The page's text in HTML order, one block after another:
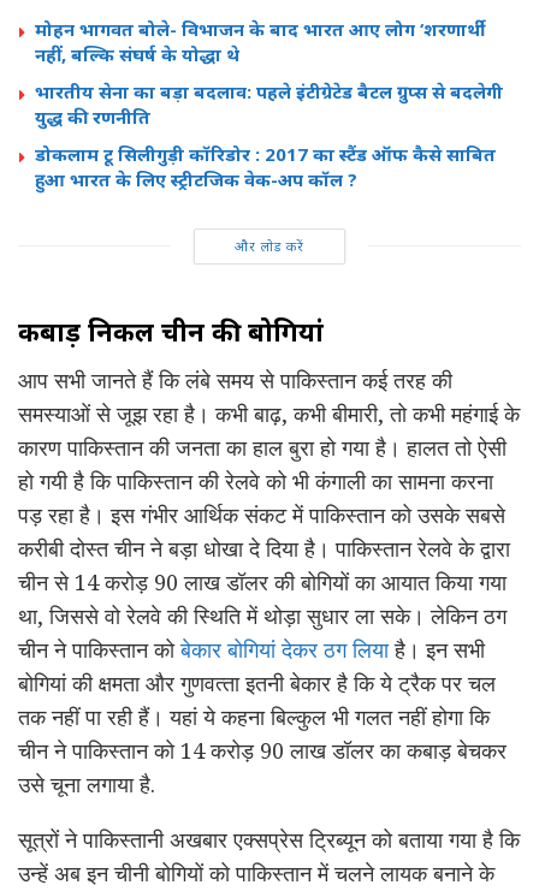
मोहन भागवत बोले- विभाजन के बाद भारत आए लोग ‘शरणार्थी’
नहीं, बल्कि संघर्ष के योद्धा थे
भारतीय सेना का बड़ा बदलाव: पहले इंटीग्रेटेड बैटल ग्रुप्स से बदलेगी
युद्ध की रणनीति
डोकलाम टू सिलीगुड़ी कॉरिडोर : 2017 का स्टैंड ऑफ कैसे साबित
हुआ भारत के लिए स्ट्रीटजिक वेक-अप कॉल ?
और लोड करें
कबाड़ निकलीं चीन की बोगियां
आप सभी जानते हैं कि लंबे समय से पाकिस्तान कई तरह की
समस्याओं से जूझ रहा है। कभी बाढ़, कभी बीमारी, तो कभी महंगाई के
कारण पाकिस्तान की जनता का हाल बुरा हो गया है। हालत तो ऐसी
हो गयी है कि पाकिस्तान की रेलवे को भी कंगाली का सामना करना
पड़ रहा है। इस गंभीर आर्थिक संकट में पाकिस्‍तान को उसके सबसे
करीबी दोस्‍त चीन ने बड़ा धोखा दे दिया है। पाकिस्‍तान रेलवे के द्वारा
चीन से 14 करोड़ 90 लाख डॉलर की बोगियों का आयात किया गया
था, जिससे वो रेलवे की स्थिति में थोड़ा सुधार ला सके। लेकिन ठग
चीन ने पाकिस्तान कोबेकार बोगियां देकर ठग लियाहै। इन सभी
बोगियां की क्षमता और गुणवत्‍ता इतनी बेकार है कि ये ट्रैक पर चल
तक नहीं पा रही हैं। यहां ये कहना बिल्कुल भी गलत नहीं होगा कि
चीन ने पाकिस्तान को 14 करोड़ 90 लाख डॉलर का कबाड़ बेचकर
उसे चूना लगाया है.
सूत्रों ने पाकिस्‍तानी अखबार एक्‍सप्रेस ट्रिब्‍यून को बताया गया है कि
उन्‍हें अब इन चीनी बोगियों को पाकिस्‍तान में चलने लायक बनाने के